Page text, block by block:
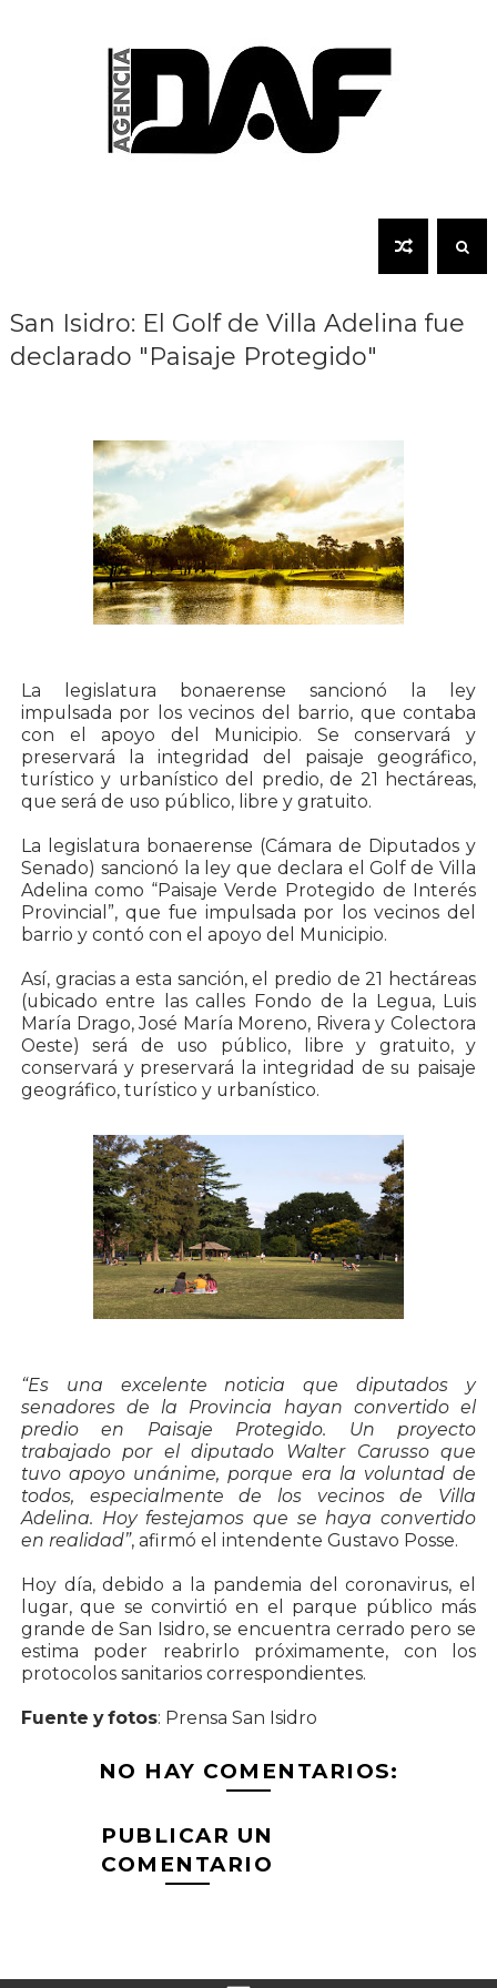
San Isidro: El Golf de Villa Adelina fue
declarado "Paisaje Protegido"
La legislatura bonaerense sancionó la ley
impulsada por los vecinos del barrio, que contaba
con el apoyo del Municipio. Se conservará y
preservará la integridad del paisaje geográfico,
turístico y urbanístico del predio, de 21 hectáreas,
que será de uso público, libre y gratuito.
La legislatura bonaerense (Cámara de Diputados y
Senado) sancionó la ley que declara el Golf de Villa
Adelina como “Paisaje Verde Protegido de Interés
Provincial”, que fue impulsada por los vecinos del
barrio y contó con el apoyo del Municipio.
Así, gracias a esta sanción, el predio de 21 hectáreas
(ubicado entre las calles Fondo de la Legua, Luis
María Drago, José María Moreno, Rivera y Colectora
Oeste) será de uso público, libre y gratuito, y
conservará y preservará la integridad de su paisaje
geográfico, turístico y urbanístico.
“Es una excelente noticia que diputados y
senadores de la Provincia hayan convertido el
predio en Paisaje Protegido. Un proyecto
trabajado por el diputado Walter Carusso que
tuvo apoyo unánime, porque era la voluntad de
todos, especialmente de los vecinos de Villa
Adelina. Hoy festejamos que se haya convertido
en realidad”, afirmó el intendente Gustavo Posse.
Hoy día, debido a la pandemia del coronavirus, el
lugar, que se convirtió en el parque público más
grande de San Isidro, se encuentra cerrado pero se
estima poder reabrirlo próximamente, con los
protocolos sanitarios correspondientes.
Fuente y fotos: Prensa San Isidro
NO HAY COMENTARIOS:
PUBLICAR UN
COMENTARIO